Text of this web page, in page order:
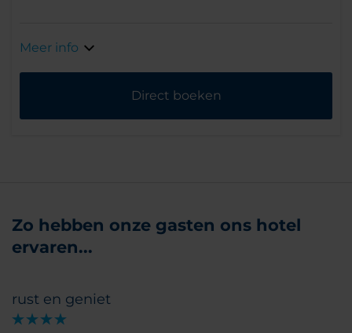
Meer info
Direct boeken
Zo hebben onze gasten ons hotel
ervaren...
rust en geniet